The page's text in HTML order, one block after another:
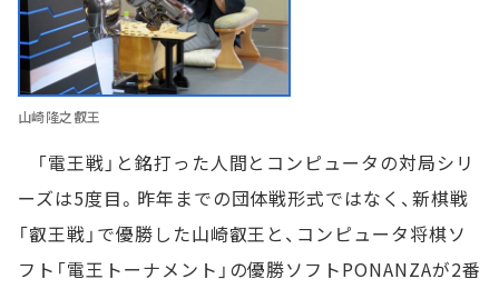
山崎隆之叡王
「電王戦」と銘打った人間とコンピュータの対局シリ
ーズは5度目。昨年までの団体戦形式ではなく、新棋戦
「叡王戦」で優勝した山崎叡王と、コンピュータ将棋ソ
フト「電王トーナメント」の優勝ソフトPONANZAが2番